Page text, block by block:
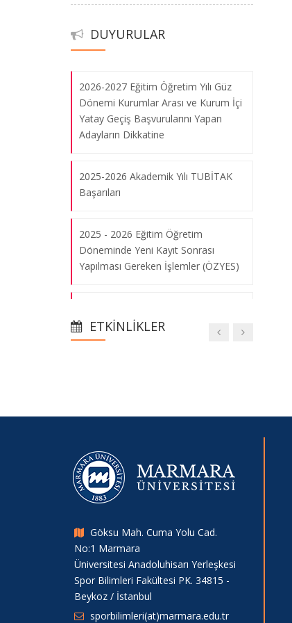
DUYURULAR
Döneminde Yeni Kayıt Sonrası
2026-2027 Eğitim Öğretim Yılı Güz
Dönemi Kurumlar Arası ve Kurum İçi
Yatay Geçiş Başvurularını Yapan
Adayların Dikkatine
2025-2026 Akademik Yılı TUBİTAK
Başarıları
2025 - 2026 Eğitim Öğretim
Döneminde Yeni Kayıt Sonrası
Yapılması Gereken İşlemler (ÖZYES)
Dönemi Kurumlar Arası ve Kurum İçi
Yatay Geçiş Başvurularını Yapan
Başarıları
2025 - 2026 Eğitim Öğretim
Döneminde Yeni Kayıt Sonrası
Yapılması Gereken İşlemler (ÖZYES)
ETKINLIKLER
Göksu Mah. Cuma Yolu Cad.
No:1 Marmara
Üniversitesi Anadoluhisarı Yerleşkesi
Spor Bilimleri Fakültesi PK. 34815 -
Beykoz / İstanbul
sporbilimleri(at)marmara.edu.tr